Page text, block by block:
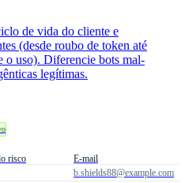
de vida do cliente e
(desde roubo de token até
o uso). Diferencie bots mal-
legítimas.
risco​
E-mail
b.shields88@example.com